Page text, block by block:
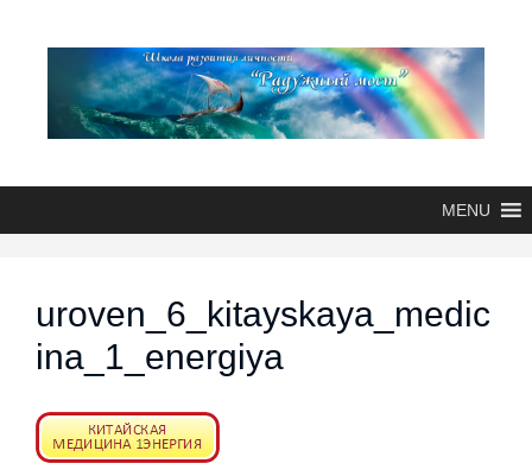
MENU
uroven_6_kitayskaya_medic
ina_1_energiya